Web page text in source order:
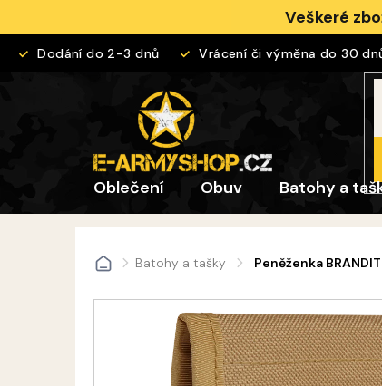
obsah
Veškeré
Dodání do 2-3 dnů Vrácení či výměna do 30 dnů
Oblečení Obuv Batohy a
DomůBatohy a tašky Peněženka